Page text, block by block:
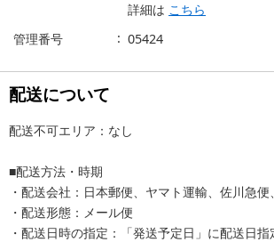
詳細は こちら
管理番号
05424
配送について
配送不可エリア：なし
■配送方法・時期
・配送会社：日本郵便、ヤマト運輸、佐川急
・配送形態：メール便
・配送日時の指定：「発送予定日」に配送日